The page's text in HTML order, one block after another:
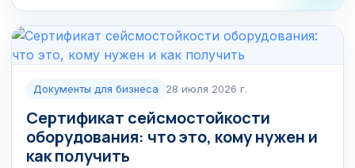
Документы для бизнеса 28 июля 2026 г.
Сертификат сейсмостойкости
оборудования: что это, кому нужен и
как получить